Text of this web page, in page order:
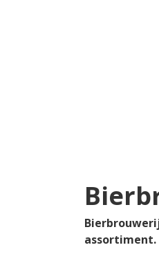
assortiment.